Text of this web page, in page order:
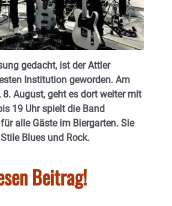
gedacht, ist der Attler
Institution geworden. Am
August, geht es dort weiter mit
19 Uhr spielt die Band
alle Gäste im Biergarten. Sie
Blues und Rock.
Beitrag!